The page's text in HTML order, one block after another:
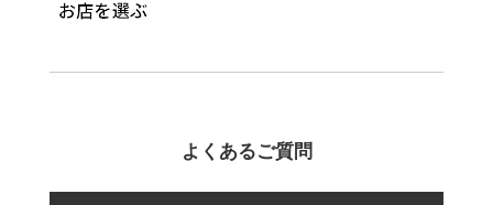
よくあるご質問